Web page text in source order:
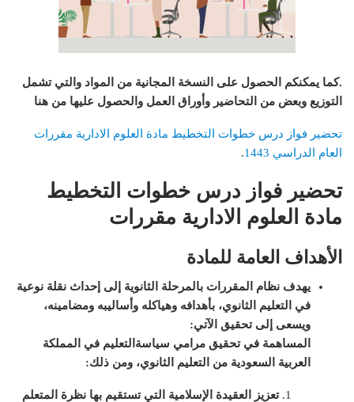
.كما يمكنكم الحصول على النسخة المجانية من المواد والتي تشمل
التوزيع وبعض من التحاضير وأوراق العمل والحصول عليها من هنا
تحضير فواز درس خطوات التخطيط مادة العلوم الادارية مقررات
العام الدراسي 1443
.
تحضير فواز درس خطوات التخطيط
مادة العلوم الادارية مقررات
الأهداف العامة للمادة
يهدف نظام المقررات بالمرحلة الثانوية إلى إحداث نقلة نوعية
في التعليم الثانوي، بأهدافه وهياكله وأساليبه ومضامينه،
ويسعى إلى تحقيق الآتي:
المساهمة في تحقيق مرامي سياسةالتعليم في المملكة
العربية السعودية من التعليم الثانوي، ومن ذلك:
تعزيز العقيدة الإسلامية التي تستقيم بها نظرة المتعلم